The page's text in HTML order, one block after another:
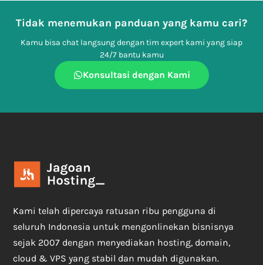
Tidak menemukan panduan yang kamu cari?
Kamu bisa chat langsung dengan tim expert kami yang siap
24/7 bantu kamu
Konsultasi dengan Kami
Kami telah dipercaya ratusan ribu pengguna di
seluruh Indonesia untuk mengonlinekan bisnisnya
sejak 2007 dengan menyediakan hosting, domain,
cloud & VPS yang stabil dan mudah digunakan.